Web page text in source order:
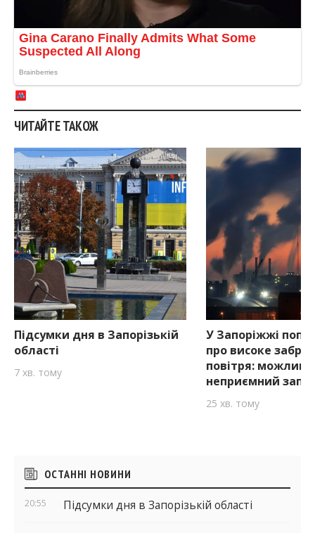
ЧИТАЙТЕ ТАКОЖ
Підсумки дня в Запорізькій
області
7 хв. тому
У Запоріжжі
про високе
повітря:
неприємний
25 хв. тому
Бічні
віджети
ОСТАННІ НОВИНИ
20:55 Підсумки дня в Запорізькій області